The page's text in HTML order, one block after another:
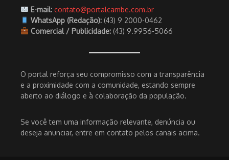
E-mail: contato@portalcambe.com.br
WhatsApp (Redação):(43) 9 2000-0462
Comercial / Publicidade:(43) 9.9956-5066
O portal reforça seu compromisso com a transparência
e a proximidade com a comunidade, estando sempre
aberto ao diálogo e à colaboração da população.
Se você tem uma informação relevante, denúncia ou
deseja anunciar, entre em contato pelos canais acima.